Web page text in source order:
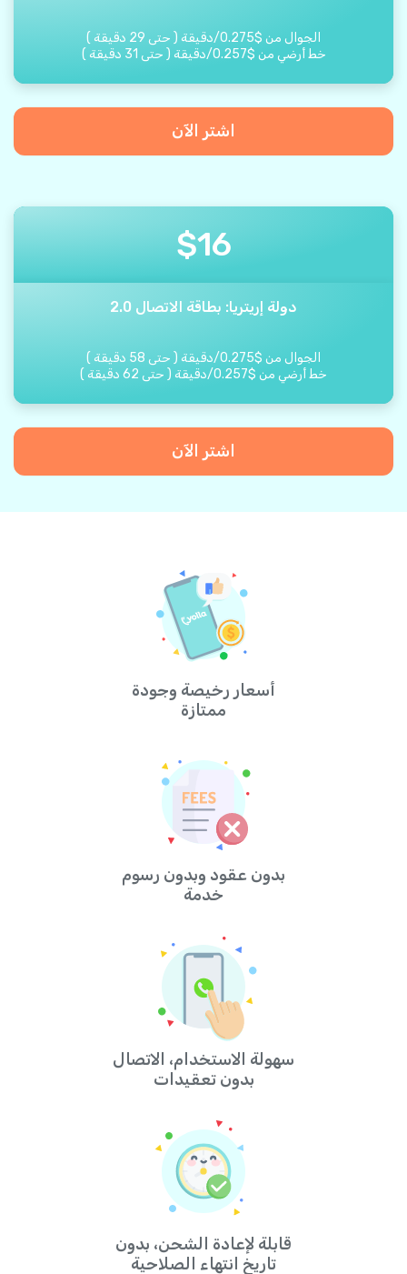
الجوال من $
0.275
/دقيقة ( حتى 29 دقيقة )
خط أرضي من $
0.257
/دقيقة ( حتى 31 دقيقة )
اشتر الآن
$16
دولة إريتريا: بطاقة الاتصال 2.0
الجوال من $
0.275
/دقيقة ( حتى 58 دقيقة )
خط أرضي من $
0.257
/دقيقة ( حتى 62 دقيقة )
اشتر الآن
أسعار رخيصة وجودة
ممتازة
بدون عقود وبدون رسوم
خدمة
سهولة الاستخدام، الاتصال
بدون تعقيدات
قابلة لإعادة الشحن، بدون
تاريخ انتهاء الصلاحية